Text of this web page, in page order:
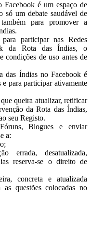
é um espaço de
um debate saudável de
para promover a
participar nas Redes
da Rota das Índias, o
condições de uso antes de
das Índias no Facebook é
para participar ativamente
queira atualizar, retificar
da Rota das Índias,
seu Registo.
Blogues e enviar
a:
errada, desatualizada,
reserva-se o direito de
concreta e atualizada
questões colocadas no